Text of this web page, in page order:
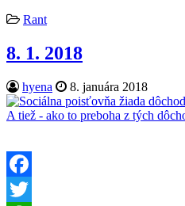
Posted
Rant
8. 1. 2018
Author:
hyena
Published
Date:
8. januára 2018
Facebook